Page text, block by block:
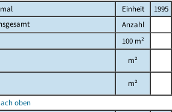
Einheit 1995
Anzahl
100 m²
m²
m²
oben